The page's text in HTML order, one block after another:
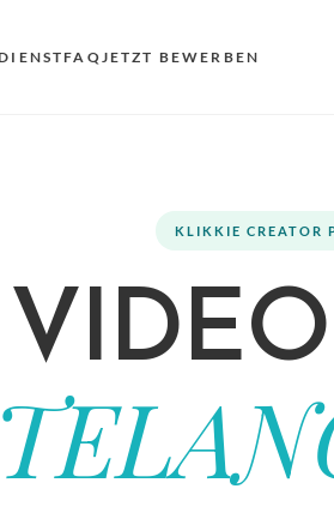
FAQ JETZT BEWERBEN
KLIKKIE CREATOR